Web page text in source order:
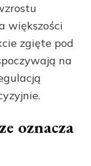
większości
zgięte pod
na
oznacza